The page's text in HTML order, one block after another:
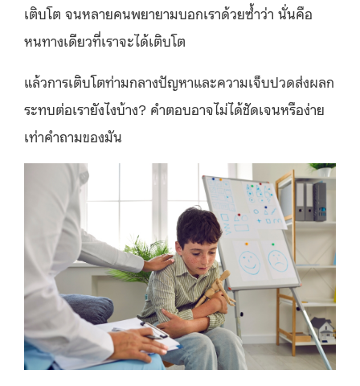
เติบโต จนหลายคนพยายามบอกเราด้วยซ้ำว่า นั่นคือ
หนทางเดียวที่เราจะได้เติบโต
แล้วการเติบโตท่ามกลางปัญหาและความเจ็บปวดส่งผลก
ระทบต่อเรายังไงบ้าง? คำตอบอาจไม่ได้ชัดเจนหรือง่าย
เท่าคำถามของมัน